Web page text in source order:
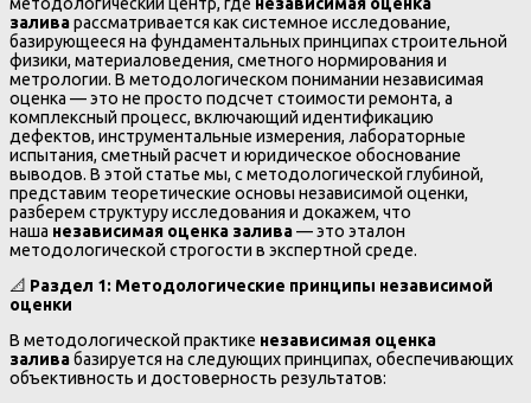
заливарассматривается как системное исследование,
базирующееся на фундаментальных принципах строительной
физики, материаловедения, сметного нормирования и
метрологии. В методологическом понимании независимая
оценка — это не просто подсчет стоимости ремонта, а
комплексный процесс, включающий идентификацию
дефектов, инструментальные измерения, лабораторные
испытания, сметный расчет и юридическое обоснование
выводов. В этой статье мы, с методологической глубиной,
представим теоретические основы независимой оценки,
разберем структуру исследования и докажем, что
наша независимая оценка залива— это эталон
методологической строгости в экспертной среде.
📐 Раздел 1: Методологические принципы независимой
оценки
В методологической практике независимая оценка
заливабазируется на следующих принципах, обеспечивающих
объективность и достоверность результатов: